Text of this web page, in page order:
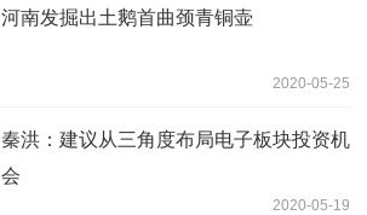
河南发掘出土鹅首曲颈青铜壶
2020-05-25
秦洪：建议从三角度布局电子板块投资机
会
2020-05-19